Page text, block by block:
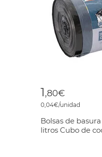
1,80€
0,04€/unidad
Bolsas de
litros Cubo de